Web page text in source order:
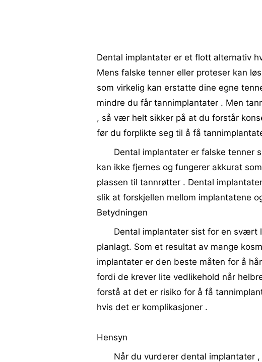
Dental implantater er et flott alternativ
Mens falske tenner eller proteser kan
som virkelig kan erstatte dine egne
mindre du får tannimplantater . Men
, så vær helt sikker på at du forstår
før du forplikte seg til å få
Dental implantater er falske tenner
kan ikke fjernes og fungerer akkurat
plassen til tannrøtter . Dental
slik at forskjellen mellom implantatene
Betydningen
Dental implantater sist for en svært
planlagt. Som et resultat av mange
implantater er den beste måten for å
fordi de krever lite vedlikehold når
forstå at det er risiko for å få
hvis det er komplikasjoner .
Hensyn
Når du vurderer dental implantater